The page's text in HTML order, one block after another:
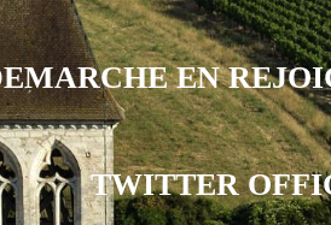
EN
TWITTER